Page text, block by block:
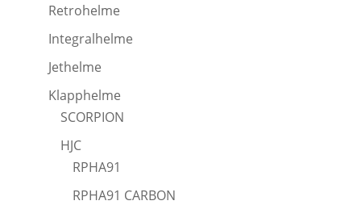
Retrohelme
Integralhelme
Jethelme
Klapphelme
SCORPION
HJC
RPHA91
RPHA91 CARBON